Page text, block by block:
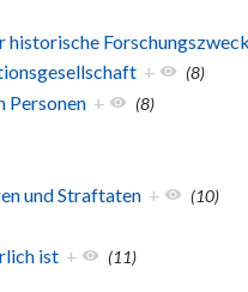
+ (8)
Personen + (8)
und Straftaten + (10)
ist + (11)